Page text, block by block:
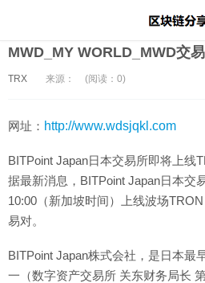
MWD_MY WORLD_MWD交
TRX 来源： (阅读：0)
网址： http://www.wdsjqkl.com
BITPoint Japan日本交易所即将上线
据最新消息，BITPoint Japan日本交
10:00（新加坡时间）上线波场
易对。
BITPoint Japan株式会社，是日本最
一（数字资产交易所 关东财务局长